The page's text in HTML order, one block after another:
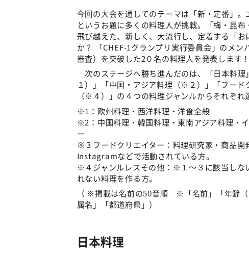
今回の大会を通してのテーマは「新・定番」
というお題に多くの料理人が挑戦。「梅・昆
飛び越えた、新しく、大流行し、定着する「
か？ 「CHEF-1グランプリ実行委員会」のメ
審査）を突破した2０名の料理人を発表します！
次のステージへ勝ち進んだのは、「日本料
１）」「中国・アジア料理（※２）」「フード
（※４）」の４つの料理ジャンルからそれぞれ
※1：欧州料理・西洋料理・洋食全般
※2：中国料理・韓国料理・東南アジア料理・
ー
※３フードクリエイター：料理研究家・商品開
Instagramなどで活動されている方。
※４ジャンルレスその他：※１～３に該当しな
れない料理を作る方。
（ ※掲載は名前の50音順 ※「名前」「年齢
属名」「都道府県」）
日本料理